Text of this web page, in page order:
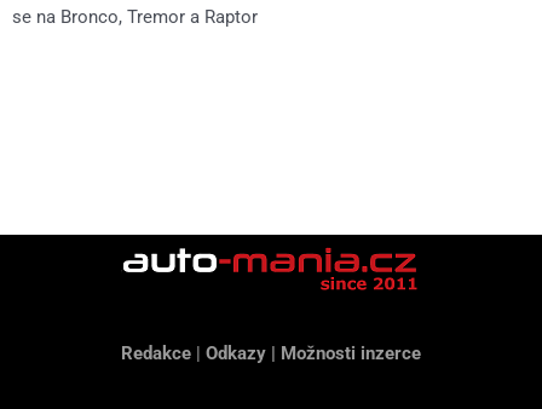
se na Bronco, Tremor a Raptor
Redakce Odkazy Možnosti inzerce